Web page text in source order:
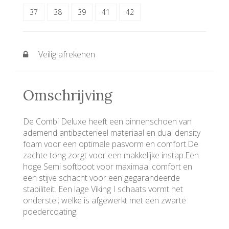
37 38 39 41 42
Veilig afrekenen
Omschrijving
De Combi Deluxe heeft een binnenschoen van
ademend antibacterieel materiaal en dual density
foam voor een optimale pasvorm en comfort.De
zachte tong zorgt voor een makkelijke instap.Een
hoge Semi softboot voor maximaal comfort en
een stijve schacht voor een gegarandeerde
stabiliteit. Een lage Viking I schaats vormt het
onderstel; welke is afgewerkt met een zwarte
poedercoating.